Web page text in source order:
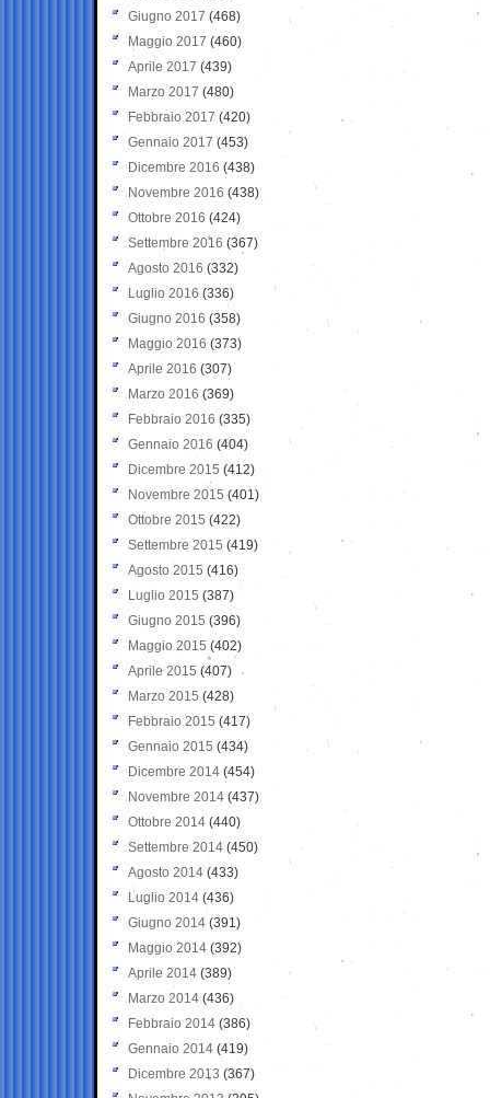
Giugno 2017 (468)
Maggio 2017 (460)
Aprile 2017 (439)
Marzo 2017 (480)
Febbraio 2017 (420)
Gennaio 2017 (453)
Dicembre 2016 (438)
Novembre 2016 (438)
Ottobre 2016 (424)
Settembre 2016 (367)
Agosto 2016 (332)
Luglio 2016 (336)
Giugno 2016 (358)
Maggio 2016 (373)
Aprile 2016 (307)
Marzo 2016 (369)
Febbraio 2016 (335)
Gennaio 2016 (404)
Dicembre 2015 (412)
Novembre 2015 (401)
Ottobre 2015 (422)
Settembre 2015 (419)
Agosto 2015 (416)
Luglio 2015 (387)
Giugno 2015 (396)
Maggio 2015 (402)
Aprile 2015 (407)
Marzo 2015 (428)
Febbraio 2015 (417)
Gennaio 2015 (434)
Dicembre 2014 (454)
Novembre 2014 (437)
Ottobre 2014 (440)
Settembre 2014 (450)
Agosto 2014 (433)
Luglio 2014 (436)
Giugno 2014 (391)
Maggio 2014 (392)
Aprile 2014 (389)
Marzo 2014 (436)
Febbraio 2014 (386)
Gennaio 2014 (419)
Dicembre 2013 (367)